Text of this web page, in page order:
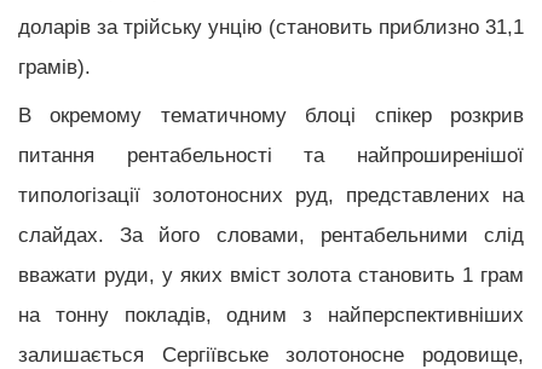
доларів за трійську унцію (становить приблизно 31,1
грамів).
В окремому тематичному блоці спікер розкрив
питання рентабельності та найпроширенішої
типологізації золотоносних руд, представлених на
слайдах. За його словами, рентабельними слід
вважати руди, у яких вміст золота становить 1 грам
на тонну покладів, одним з найперспективніших
залишається Сергіївське золотоносне родовище,